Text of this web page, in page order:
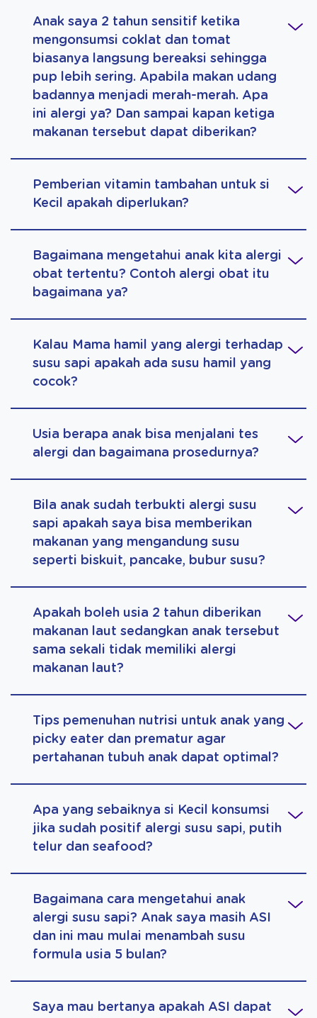
Anak saya 2 tahun sensitif ketika
mengonsumsi coklat dan tomat
biasanya langsung bereaksi sehingga
pup lebih sering. Apabila makan udang
badannya menjadi merah-merah. Apa
ini alergi ya? Dan sampai kapan ketiga
makanan tersebut dapat diberikan?
Pemberian vitamin tambahan untuk si
Kecil apakah diperlukan?
Bagaimana mengetahui anak kita alergi
obat tertentu? Contoh alergi obat itu
bagaimana ya?
Kalau Mama hamil yang alergi terhadap
susu sapi apakah ada susu hamil yang
cocok?
Usia berapa anak bisa menjalani tes
alergi dan bagaimana prosedurnya?
Bila anak sudah terbukti alergi susu
sapi apakah saya bisa memberikan
makanan yang mengandung susu
seperti biskuit, pancake, bubur susu?
Apakah boleh usia 2 tahun diberikan
makanan laut sedangkan anak tersebut
sama sekali tidak memiliki alergi
makanan laut?
Tips pemenuhan nutrisi untuk anak yang
picky eater dan prematur agar
pertahanan tubuh anak dapat optimal?
Apa yang sebaiknya si Kecil konsumsi
jika sudah positif alergi susu sapi, putih
telur dan seafood?
Bagaimana cara mengetahui anak
alergi susu sapi? Anak saya masih ASI
dan ini mau mulai menambah susu
formula usia 5 bulan?
Saya mau bertanya apakah ASI dapat